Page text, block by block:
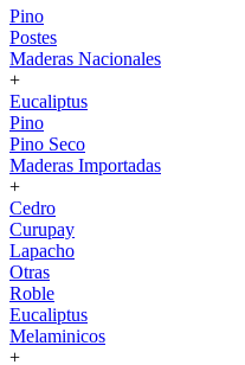
Pino
Postes
Maderas Nacionales
+
Eucaliptus
Pino
Pino Seco
Maderas Importadas
+
Cedro
Curupay
Lapacho
Otras
Roble
Eucaliptus
Melaminicos
+